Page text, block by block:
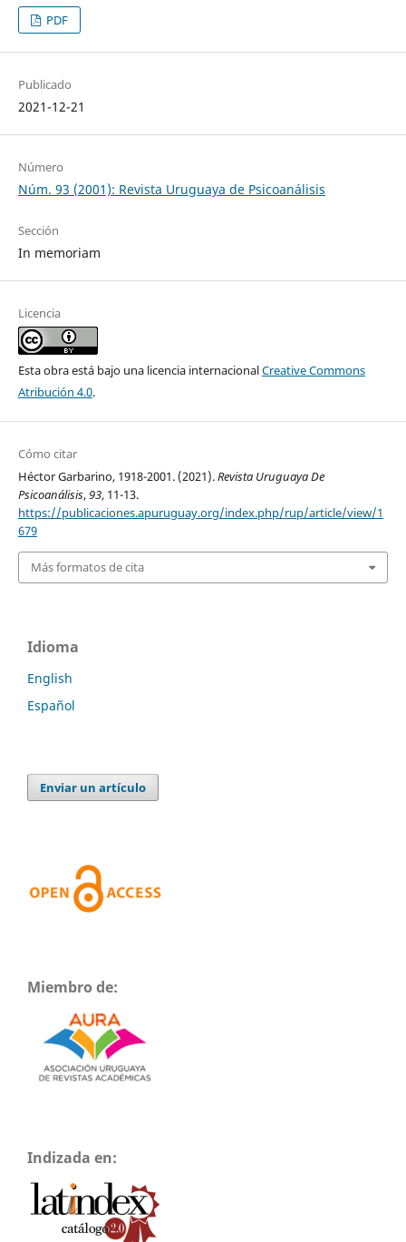
PDF
Publicado
2021-12-21
Número
Núm. 93 (2001): Revista Uruguaya de Psicoanálisis
Sección
In memoriam
Licencia
Esta obra está bajo una licencia internacionalCreative Commons
Atribución 4.0.
Cómo citar
Héctor Garbarino, 1918-2001. (2021).Revista Uruguaya De
Psicoanálisis,93, 11-13.
https://publicaciones.apuruguay.org/index.php/rup/article/view/1
679
Más formatos de cita
Idioma
English
Español
Enviar un artículo
Miembro de:
Indizada en: